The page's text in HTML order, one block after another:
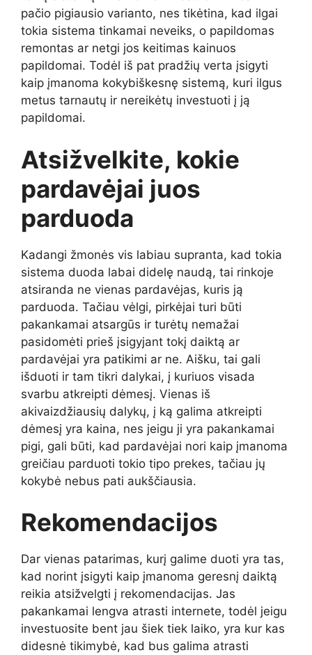
pačio pigiausio varianto, nes tikėtina, kad ilgai
tokia sistema tinkamai neveiks, o papildomas
remontas ar netgi jos keitimas kainuos
papildomai. Todėl iš pat pradžių verta įsigyti
kaip įmanoma kokybiškesnę sistemą, kuri ilgus
metus tarnautų ir nereikėtų investuoti į ją
papildomai.
Atsižvelkite, kokie
pardavėjai juos
parduoda
Kadangi žmonės vis labiau supranta, kad tokia
sistema duoda labai didelę naudą, tai rinkoje
atsiranda ne vienas pardavėjas, kuris ją
parduoda. Tačiau vėlgi, pirkėjai turi būti
pakankamai atsargūs ir turėtų nemažai
pasidomėti prieš įsigyjant tokį daiktą ar
pardavėjai yra patikimi ar ne. Aišku, tai gali
išduoti ir tam tikri dalykai, į kuriuos visada
svarbu atkreipti dėmesį. Vienas iš
akivaizdžiausių dalykų, į ką galima atkreipti
dėmesį yra kaina, nes jeigu ji yra pakankamai
pigi, gali būti, kad pardavėjai nori kaip įmanoma
greičiau parduoti tokio tipo prekes, tačiau jų
kokybė nebus pati aukščiausia.
Rekomendacijos
Dar vienas patarimas, kurį galime duoti yra tas,
kad norint įsigyti kaip įmanoma geresnį daiktą
reikia atsižvelgti į rekomendacijas. Jas
pakankamai lengva atrasti internete, todėl jeigu
investuosite bent jau šiek tiek laiko, yra kur kas
didesnė tikimybė, kad bus galima atrasti